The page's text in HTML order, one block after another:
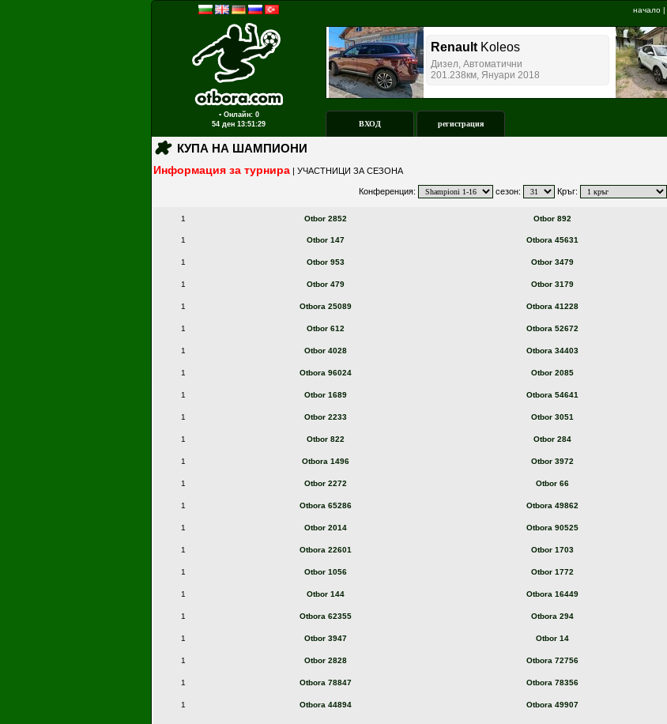
▪ Онлайн: 0
54 ден 13:51:29
начало |
ВХОД регистрация
КУПА НА ШАМПИОНИ
Информация за турнира | УЧАСТНИЦИ ЗА СЕЗОНА
Конференция: сезон: Кръг:
1 Otbor 2852 Otbor 892
1 Otbor 147 Otbora 45631
1 Otbor 953 Otbor 3479
1 Otbor 479 Otbor 3179
1 Otbora 25089 Otbora 41228
1 Otbor 612 Otbora 52672
1 Otbor 4028 Otbora 34403
1 Otbora 96024 Otbor 2085
1 Otbor 1689 Otbora 54641
1 Otbor 2233 Otbor 3051
1 Otbor 822 Otbor 284
1 Otbora 1496 Otbor 3972
1 Otbor 2272 Otbor 66
1 Otbora 65286 Otbora 49862
1 Otbor 2014 Otbora 90525
1 Otbora 22601 Otbor 1703
1 Otbor 1056 Otbor 1772
1 Otbor 144 Otbora 16449
1 Otbora 62355 Otbora 294
1 Otbor 3947 Otbor 14
1 Otbor 2828 Otbora 72756
1 Otbora 78847 Otbora 78356
1 Otbora 44894 Otbora 49907